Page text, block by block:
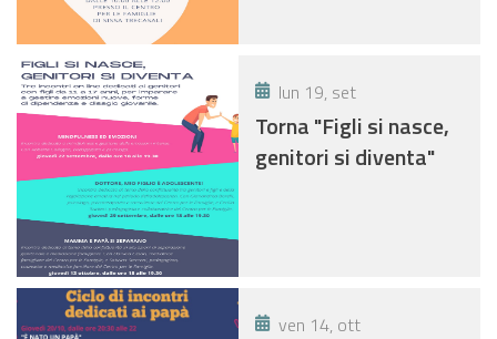
lun 19, set
Torna "Figli si nasce,
genitori si diventa"
ven 14, ott